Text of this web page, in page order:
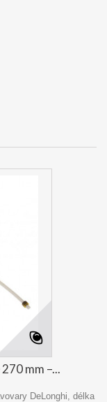
mm –...
DeLonghi, délka